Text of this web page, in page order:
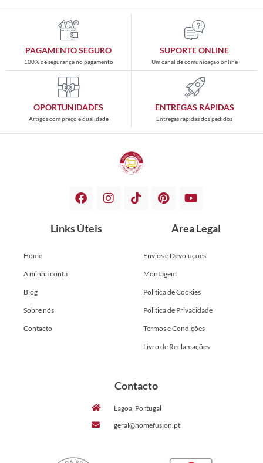
PAGAMENTO SEGURO
100% de segurança no pagamento
SUPORTE ONLINE
Um canal de comunicação online
OPORTUNIDADES
Artigos com preço e qualidade
ENTREGAS RÁPIDAS
Entregas rápidas dos pedidos
Links Úteis
Home
A minha conta
Blog
Sobre nós
Contacto
Área Legal
Envios e Devoluções
Montagem
Politica de Cookies
Politica de Privacidade
Termos e Condições
Livro de Reclamações
Contacto
Lagoa, Portugal
geral@homefusion.pt